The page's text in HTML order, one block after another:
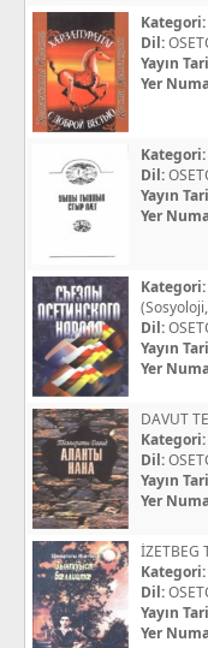
Kategori:
Dil:
Yayın
Yer
Kategori:
Dil:
Yayın
Yer
Kategori:
Dil:
Yayın
Yer
DAVUT
Kategori:
Dil:
Yayın
Yer
İZETBEG
Kategori:
Dil:
Yayın
Yer